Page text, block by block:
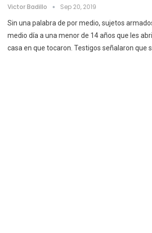
Victor Badillo Sep 20, 2019
Sin una palabra de por medio, sujetos
medio día a una menor de 14 años que les
casa en que tocaron. Testigos señalaron que